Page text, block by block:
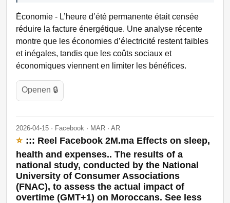
Économie - L’heure d’été permanente était censée
réduire la facture énergétique. Une analyse récente
montre que les économies d’électricité restent faibles
et inégales, tandis que les coûts sociaux et
économiques viennent en limiter les bénéfices.
Openen 🔒
2026-04-15 · Facebook · MAR · AR
⭐ ::: Reel Facebook 2M.ma Effects on sleep,
health and expenses.. The results of a
national study, conducted by the National
University of Consumer Associations
(FNAC), to assess the actual impact of
overtime (GMT+1) on Moroccans. See less